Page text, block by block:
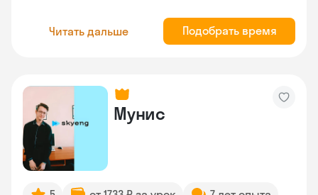
Читать дальше Подобрать время
Мунис